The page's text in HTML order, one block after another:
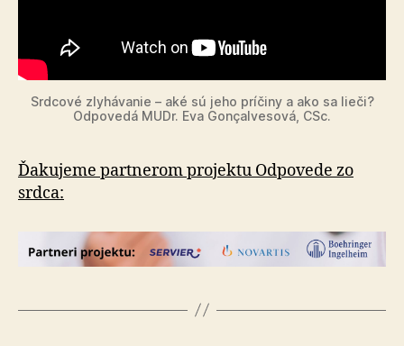
Srdcové zlyhávanie – aké sú jeho príčiny a ako sa lieči?
Odpovedá MUDr. Eva Gonçalvesová, CSc.
Ďakujeme partnerom projektu Odpovede zo
srdca: